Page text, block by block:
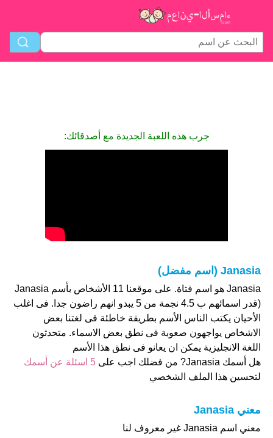
جرب هذه اللعبة الجديدة مع أصدقائك:
Janasia (اسم مفضل)
Janasia هو اسم فتاة. على موقعنا 11 الأشخاص بأسم Janasia
(قدر اسمائهم ب 4.5 نجمة من 5 يبدو انهم راضون جدا. فى اغلب
الأحيان يكتب الناس الأسم بطريقة خاطئة فى لغتنا بعض
الاشخاص يواجهون صعوبة فى نطق بعض الاسماء. متحدثون
اللغة الانجليزية يمكن ان يعانو فى نطق هذا الأسم
هل أسمك Janasia? من فضلك اجب على
5 اسئلة عن أسمك
لتحسين هذا الملف الشخصي
معني Janasia
معني اسم Janasia غير معروف لنا